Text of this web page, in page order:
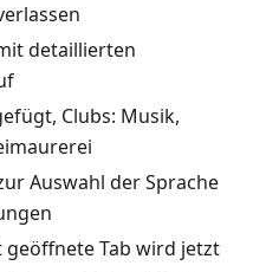
detaillierten
Clubs: Musik,
Auswahl der Sprache
Tab wird jetzt